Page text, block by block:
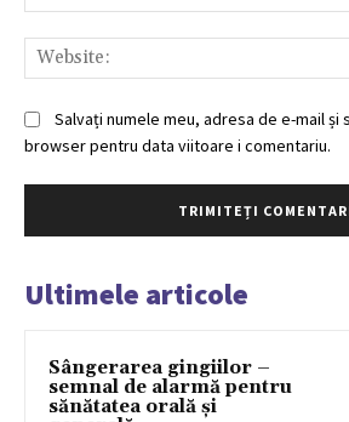
Salvați numele meu, adresa de e-mail și
browser pentru data viitoare i comentariu.
Ultimele articole
Sângerarea gingiilor –
semnal de alarmă pentru
sănătatea orală și